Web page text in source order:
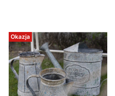
Okazja